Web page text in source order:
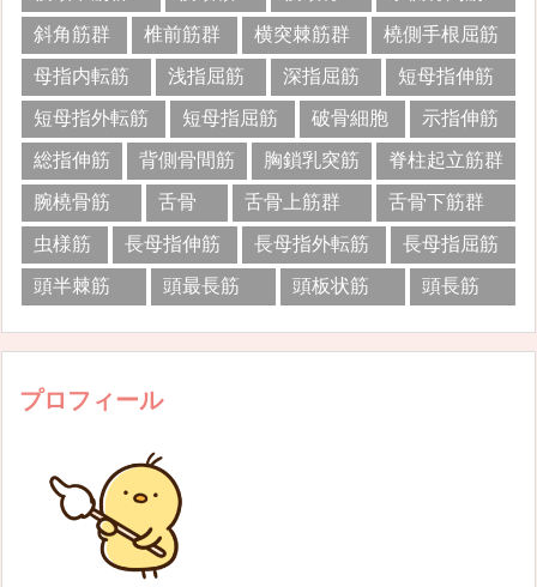
斜角筋群
椎前筋群 横突棘筋群
橈側手根屈筋
母指内転筋
浅指屈筋 深指屈筋
短母指伸筋
短母指外転筋
短母指屈筋 破骨細胞
示指伸筋
総指伸筋
背側骨間筋 胸鎖乳突筋
脊柱起立筋群
腕橈骨筋
舌骨 舌骨上筋群
舌骨下筋群
虫様筋
長母指伸筋 長母指外転筋
長母指屈筋
頭半棘筋
頭最長筋 頭板状筋 頭長筋
プロフィール